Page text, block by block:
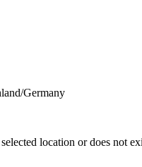
Germany
location or does not